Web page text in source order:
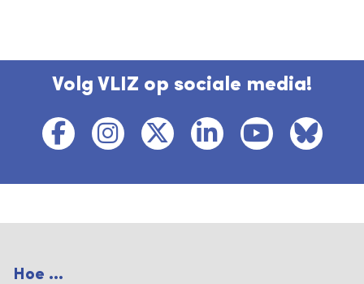
Volg VLIZ op sociale media!
Hoe ...